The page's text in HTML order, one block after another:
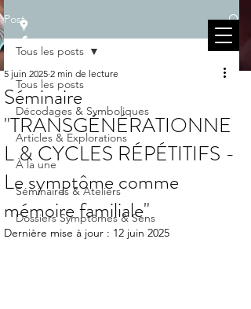
Post
Tous les posts
Décodages & Symboliques
Articles & Explorations
À la une
Séminaires & Ateliers
Dossiers Symptômes & Sens
Tous les posts
Séminaire
"TRANSGÉNÉRATIONNE
L & CYCLES RÉPÉTITIFS -
Le symptôme comme
mémoire familiale"
5 juin 2025 2 min de lecture
Dernière mise à jour : 12 juin 2025